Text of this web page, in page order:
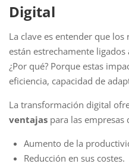
Digital
La clave es entender que
están estrechamente
¿Por qué? Porque estas
eficiencia, capacidad de
La transformación digital
ventajas para las empresas
Aumento de la
Reducción en sus costes.